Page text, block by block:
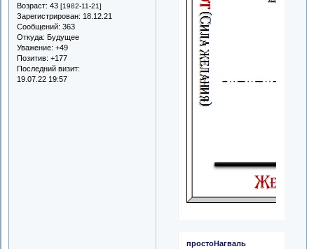
Возраст: 43 [1982-11-21]
Зарегистрирован: 18.12.21
Сообщений: 363
Откуда: Будущее
Уважение: +49
Позитив: +177
Последний визит:
19.07.22 19:57
простоНагваль